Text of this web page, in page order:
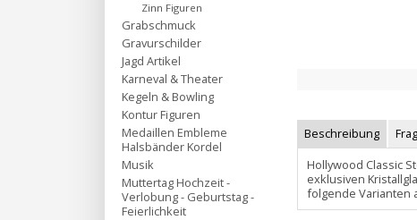
Beschreibung
Hollywood Classic
exklusiven
folgende Varianten
Zinn Figuren
Grabschmuck
Gravurschilder
Jagd Artikel
Karneval & Theater
Kegeln & Bowling
Kontur Figuren
Medaillen Embleme
Halsbänder Kordel
Musik
Muttertag Hochzeit -
Verlobung - Geburtstag -
Feierlichkeit